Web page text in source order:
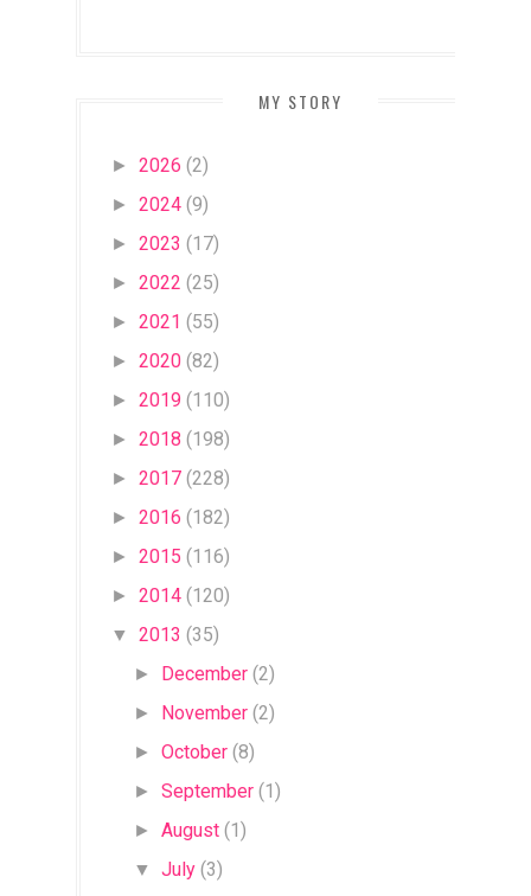
MY STORY
► 2026 (2)
► 2024 (9)
► 2023 (17)
► 2022 (25)
► 2021 (55)
► 2020 (82)
► 2019 (110)
► 2018 (198)
► 2017 (228)
► 2016 (182)
► 2015 (116)
► 2014 (120)
▼ 2013 (35)
► December (2)
► November (2)
►October (8)
►September (1)
►August (1)
▼ July (3)